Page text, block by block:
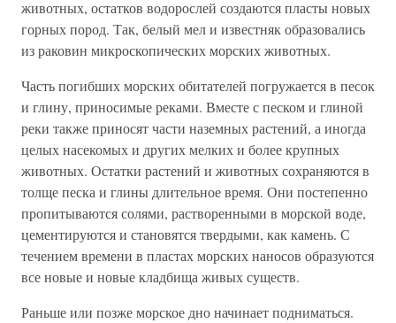
животных, остатков водорослей создаются пласты новых
горных пород. Так, белый мел и известняк образовались
из раковин микроскопических морских животных.
Часть погибших морских обитателей погружается в песок
и глину, приносимые реками. Вместе с песком и глиной
реки также приносят части наземных растений, а иногда
целых насекомых и других мелких и более крупных
животных. Остатки растений и животных сохраняются в
толще песка и глины длительное время. Они постепенно
пропитываются солями, растворенными в морской воде,
цементируются и становятся твердыми, как камень. С
течением времени в пластах морских наносов образуются
все новые и новые кладбища живых существ.
Раньше или позже морское дно начинает подниматься.